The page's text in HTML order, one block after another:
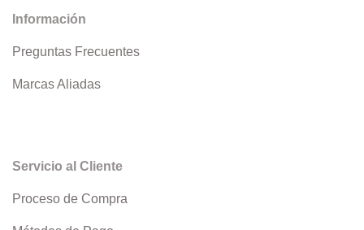
Información
Preguntas Frecuentes
Marcas Aliadas
Servicio al Cliente
Proceso de Compra